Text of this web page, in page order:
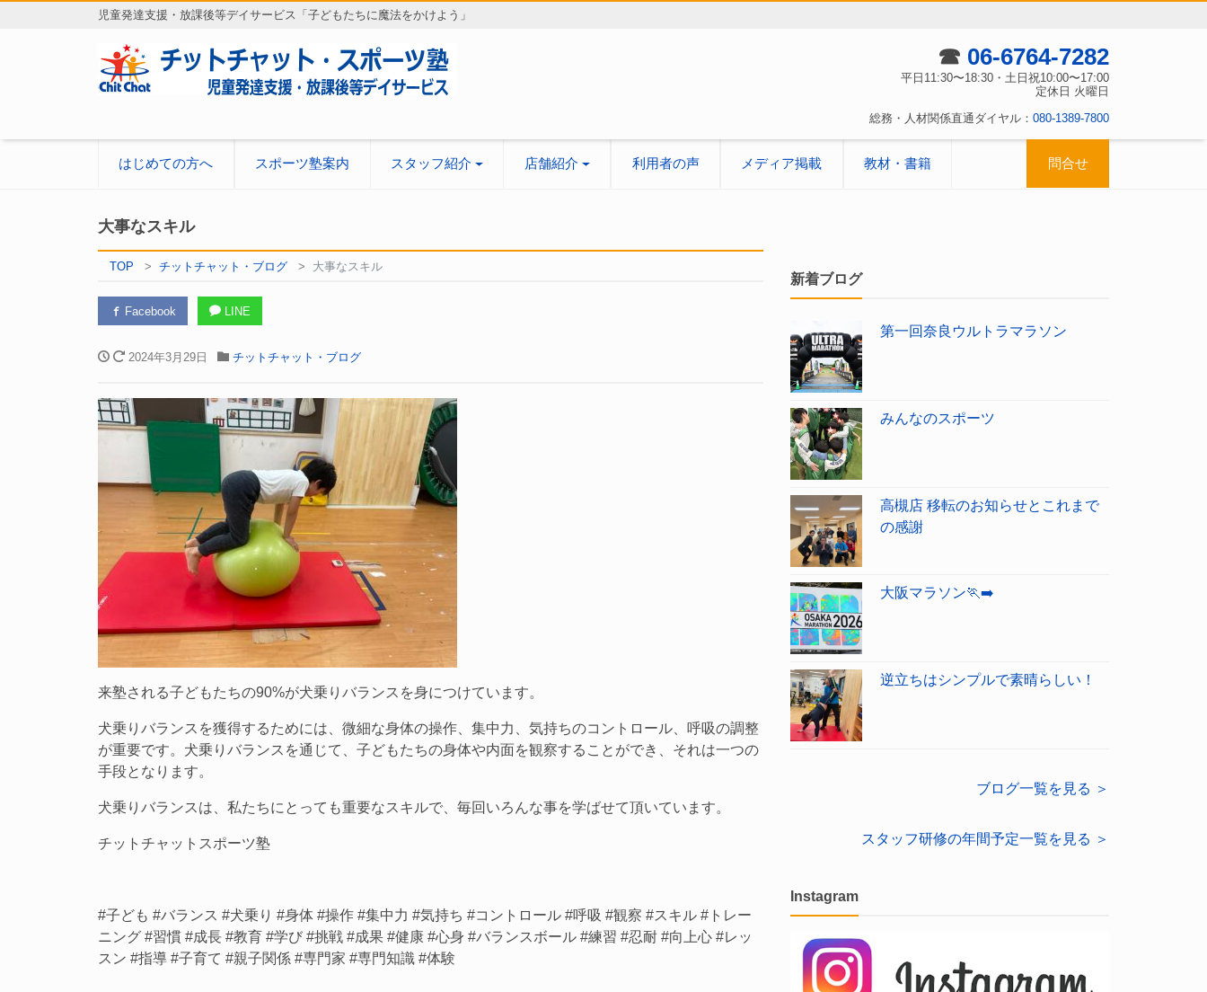
児童発達支援・放課後等デイサービス「子どもたちに魔法をかけよう」
☎ 06-6764-7282
平日11:30〜18:30・土日祝10:00〜17:00
定休日 火曜日
総務・人材関係直通ダイヤル： 080-1389-7800
はじめての方へ スポーツ塾案内 スタッフ紹介 店舗紹介 利用者の声 メディア掲載 教材・書籍 問合せ
大事なスキル
TOP チットチャット・ブログ 大事なスキル
Facebook LINE
2024年3月29日 チットチャット・ブログ
来塾される子どもたちの90%が犬乗りバランスを身につけています。
犬乗りバランスを獲得するためには、微細な身体の操作、集中力、気持ちのコントロール、呼吸の調整
が重要です。犬乗りバランスを通じて、子どもたちの身体や内面を観察することができ、それは一つの
手段となります。
犬乗りバランスは、私たちにとっても重要なスキルで、毎回いろんな事を学ばせて頂いています。
チットチャットスポーツ塾
#子ども #バランス #犬乗り #身体 #操作 #集中力 #気持ち #コントロール #呼吸 #観察 #スキル #トレー
ニング #習慣 #成長 #教育 #学び #挑戦 #成果 #健康 #心身 #バランスボール #練習 #忍耐 #向上心 #レッ
スン #指導 #子育て #親子関係 #専門家 #専門知識 #体験
新着ブログ
第一回奈良ウルトラマラソン
みんなのスポーツ
高槻店 移転のお知らせとこれまで
の感謝
大阪マラソン🏃‍➡️
逆立ちはシンプルで素晴らしい！
ブログ一覧を見る ＞
スタッフ研修の年間予定一覧を見る ＞
Instagram